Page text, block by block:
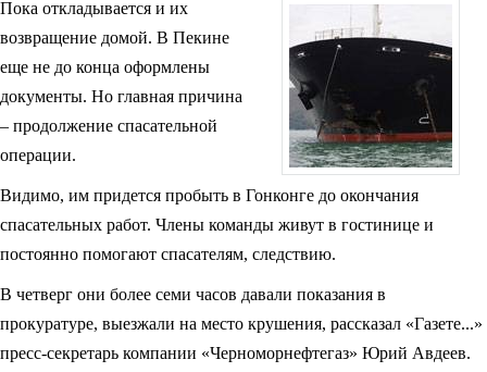
Пока откладывается и их
возвращение домой. В Пекине
еще не до конца оформлены
документы. Но главная причина
– продолжение спасательной
операции.
Видимо, им придется пробыть в Гонконге до окончания
спасательных работ. Члены команды живут в гостинице и
постоянно помогают спасателям, следствию.
В четверг они более семи часов давали показания в
прокуратуре, выезжали на место крушения, рассказал «Газете...»
пресс-секретарь компании «Черноморнефтегаз» Юрий Авдеев.